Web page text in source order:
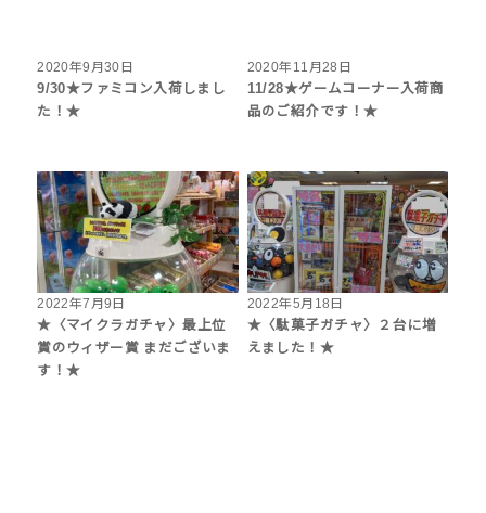
2020年9月30日
9/30★ファミコン入荷しまし
た！★
2020年11月28日
11/28★ゲームコーナー入荷商
品のご紹介です！★
2022年7月9日
★〈マイクラガチャ〉最上位
賞のウィザー賞 まだございま
す！★
2022年5月18日
★〈駄菓子ガチャ〉２台に増
えました！★